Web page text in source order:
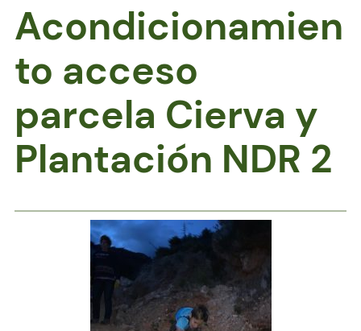
Acondicionamien
to acceso
parcela Cierva y
Plantación NDR 2